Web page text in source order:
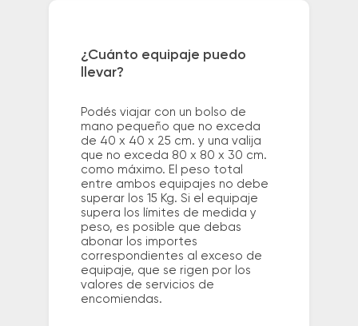
¿Cuánto equipaje puedo
llevar?
Podés viajar con un bolso de
mano pequeño que no exceda
de 40 x 40 x 25 cm. y una valija
que no exceda 80 x 80 x 30 cm.
como máximo. El peso total
entre ambos equipajes no debe
superar los 15 Kg. Si el equipaje
supera los límites de medida y
peso, es posible que debas
abonar los importes
correspondientes al exceso de
equipaje, que se rigen por los
valores de servicios de
encomiendas.